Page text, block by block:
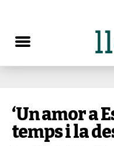
‘Un amor a
temps i la